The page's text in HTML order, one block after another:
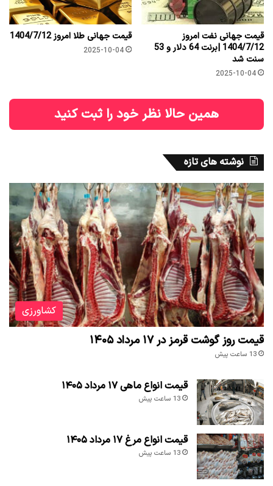
قیمت جهانی نفت امروز
1404/7/12 |برنت 64 دلار و 53
سنت شد
2025-10-04
قیمت جهانی طلا امروز 1404/7/12
2025-10-04
همین حالا نظر خود را ثبت کنید
نوشته های تازه
کشاورزی
قیمت روز گوشت قرمز در ۱۷ مرداد ۱۴۰۵
13 ساعت پیش
قیمت انواع ماهی ۱۷ مرداد ۱۴۰۵
13 ساعت پیش
قیمت انواع مرغ ۱۷ مرداد ۱۴۰۵
13 ساعت پیش